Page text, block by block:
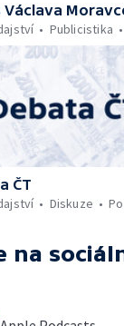
Václava
Publicistika
ČT
Diskuze
na